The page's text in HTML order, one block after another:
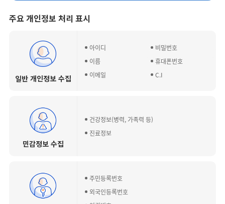
주요 개인정보 처리 표시
일반 개인정보 수집
아이디
비밀번호
이름
휴대폰번호
이메일
C.I
민감정보 수집
건강정보(병력, 가족력 등)
진료정보
주민등록번호
외국인등록번호